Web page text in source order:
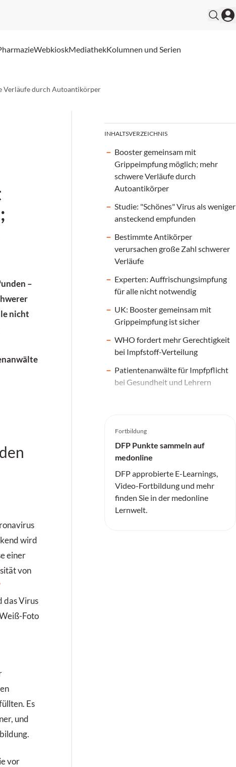
WebkioskMediathekKolumnen und Serien
Verläufe durch Autoantikörper
–
nicht
wird
einer
von
das Virus
Foto
Es
und
vor
INHALTSVERZEICHNIS
Booster gemeinsam mit
Grippeimpfung möglich; mehr
schwere Verläufe durch
Autoantikörper
Studie: "Schönes" Virus als weniger
ansteckend empfunden
Bestimmte Antikörper
verursachen große Zahl schwerer
Verläufe
Experten: Auffrischungsimpfung
für alle nicht notwendig
UK: Booster gemeinsam mit
Grippeimpfung ist sicher
WHO fordert mehr Gerechtigkeit
bei Impfstoff-Verteilung
Patientenanwälte für Impfpflicht
bei Gesundheit und Lehrern
Fortbildung
DFP Punkte sammeln auf
medonline
DFP approbierte E-Learnings,
Video-Fortbildung und mehr
finden Sie in der medonline
Lernwelt.